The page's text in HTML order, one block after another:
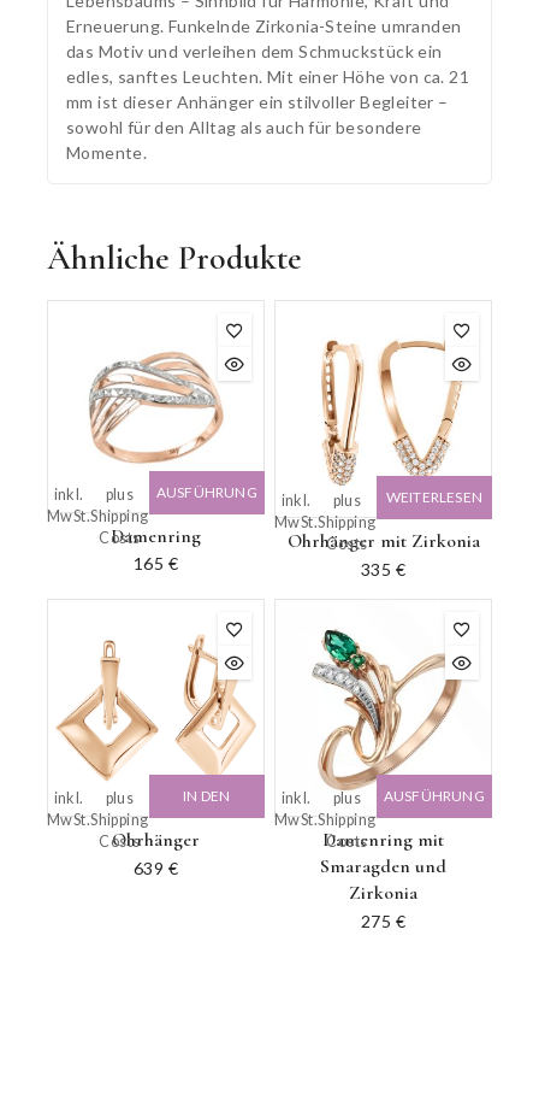
Erneuerung. Funkelnde Zirkonia-Steine umranden
das Motiv und verleihen dem Schmuckstück ein
edles, sanftes Leuchten. Mit einer Höhe von ca. 21
mm ist dieser Anhänger ein stilvoller Begleiter –
sowohl für den Alltag als auch für besondere
Momente.
Ähnliche Produkte
Damenring
165 €
inkl.
MwSt.
plus
Shipping
Costs
AUSFÜHRUNG
WÄHLEN
Ohrhänger mit Zirkonia
335 €
inkl.
MwSt.
plus
Shipping
Costs
WEITERLESEN
Ohrhänger
639 €
inkl.
MwSt.
plus
Shipping
Costs
IN DEN
Damenring mit
Smaragden und
Zirkonia
275 €
inkl.
MwSt.
plus
Shipping
Costs
AUSFÜHRUNG